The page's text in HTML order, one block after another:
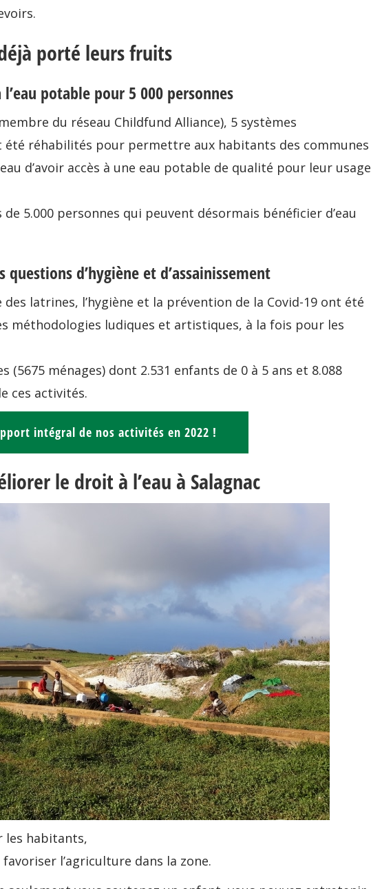
porté leurs fruits
potable pour 5 000 personnes
du réseau Childfund Alliance), 5 systèmes
été réhabilités pour permettre aux habitants des communes
d’avoir accès à une eau potable de qualité pour leur usage
5.000 personnes qui peuvent désormais bénéficier d’eau
d’hygiène et d’assainissement
latrines, l’hygiène et la prévention de la Covid-19 ont été
méthodologies ludiques et artistiques, à la fois pour les
(5675 ménages) dont 2.531 enfants de 0 à 5 ans et 8.088
ces activités.
intégral de nos activités en 2022 !
le droit à l’eau à Salagnac
les habitants,
l’agriculture dans la zone.